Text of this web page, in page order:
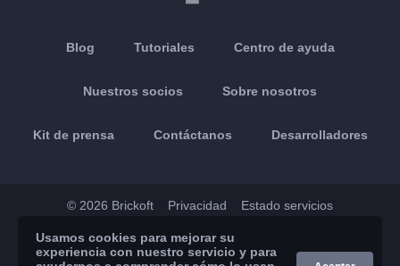
Blog Tutoriales Centro de ayuda
Nuestros socios Sobre nosotros
Kit de prensa Contáctanos Desarrolladores
© 2026 Brickoft Privacidad Estado servicios
App Store Google Play
Usamos cookies para mejorar su
experiencia con nuestro servicio y para